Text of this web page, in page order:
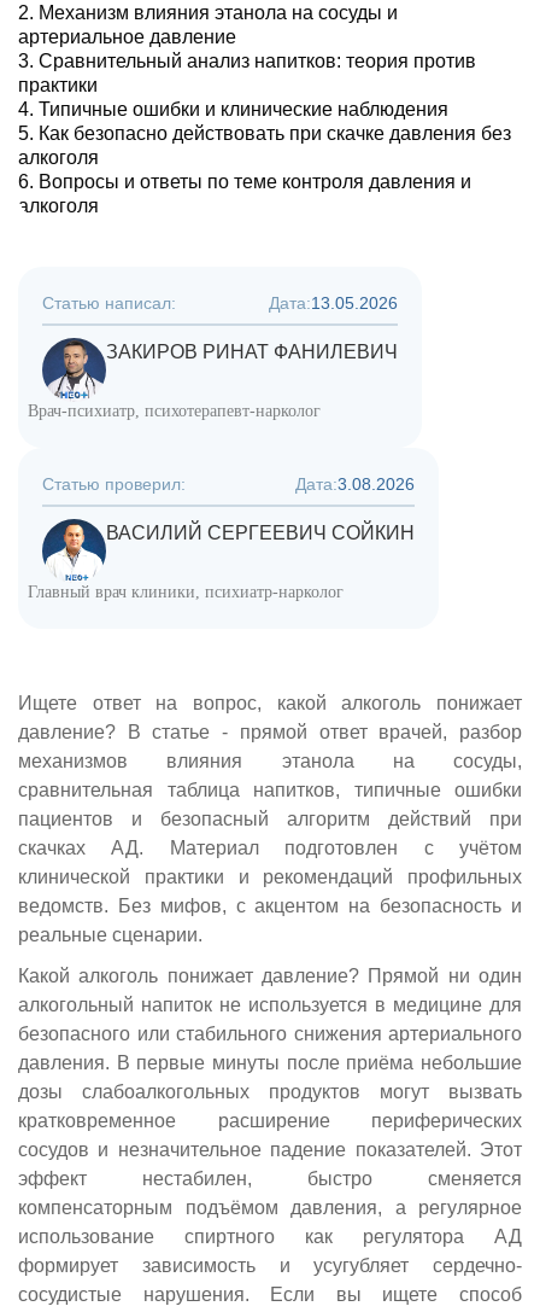
Механизм влияния этанола на сосуды и
артериальное давление
Сравнительный анализ напитков: теория против
практики
Типичные ошибки и клинические наблюдения
Как безопасно действовать при скачке давления без
алкоголя
Вопросы и ответы по теме контроля давления и
алкоголя
Статью написал: Дата:13.05.2026
ЗАКИРОВ РИНАТ ФАНИЛЕВИЧ
Врач-психиатр, психотерапевт-нарколог
Статью проверил: Дата:3.08.2026
ВАСИЛИЙ СЕРГЕЕВИЧ СОЙКИН
Главный врач клиники, психиатр-нарколог
Ищете ответ на вопрос, какой алкоголь понижает
давление? В статье - прямой ответ врачей, разбор
механизмов влияния этанола на сосуды,
сравнительная таблица напитков, типичные ошибки
пациентов и безопасный алгоритм действий при
скачках АД. Материал подготовлен с учётом
клинической практики и рекомендаций профильных
ведомств. Без мифов, с акцентом на безопасность и
реальные сценарии.
Какой алкоголь понижает давление? Прямой ни один
алкогольный напиток не используется в медицине для
безопасного или стабильного снижения артериального
давления. В первые минуты после приёма небольшие
дозы слабоалкогольных продуктов могут вызвать
кратковременное расширение периферических
сосудов и незначительное падение показателей. Этот
эффект нестабилен, быстро сменяется
компенсаторным подъёмом давления, а регулярное
использование спиртного как регулятора АД
формирует зависимость и усугубляет сердечно-
сосудистые нарушения. Если вы ищете способ